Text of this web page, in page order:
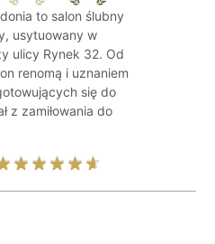
to salon ślubny
usytuowany w
ulicy Rynek 32. Od
renomą i uznaniem
się do
z zamiłowania do